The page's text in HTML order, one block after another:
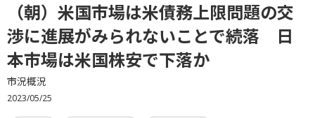
（朝）米国市場は米債務上限問題の交
渉に進展がみられないことで続落 日
本市場は米国株安で下落か
市況概況
2023/05/25